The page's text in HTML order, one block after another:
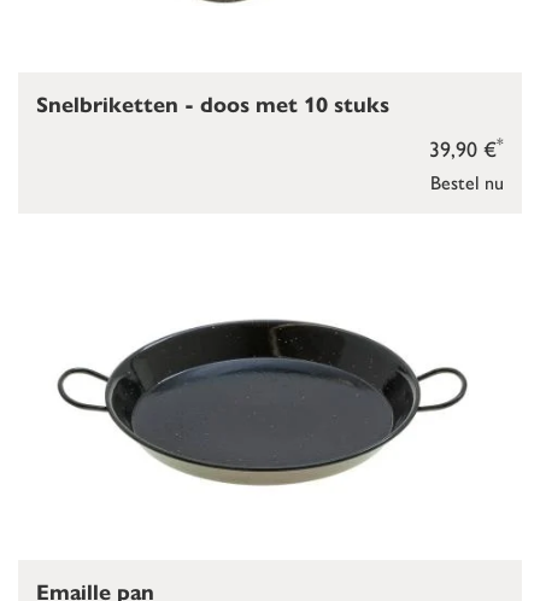
Bestel nu
39,90 €*
Snelbriketten - doos met 10 stuks
Emaille pan